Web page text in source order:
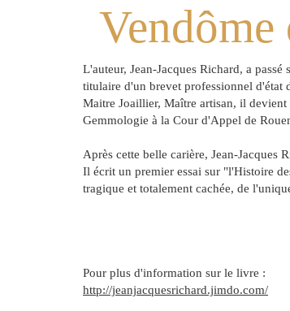
Vendôme
L'auteur, Jean-Jacques Richard, a
titulaire d'un brevet professionnel d'état
Maitre Joaillier, Maître artisan, il
Gemmologie à la Cour d'Appel de
Après cette belle carière, Jean-Jacques
Il écrit un premier essai sur "l'Histoire
tragique et totalement cachée, de
@ Renée Rachel
Pour plus d'information sur le livre :
http://jeanjacquesrichard.jimdo.com/